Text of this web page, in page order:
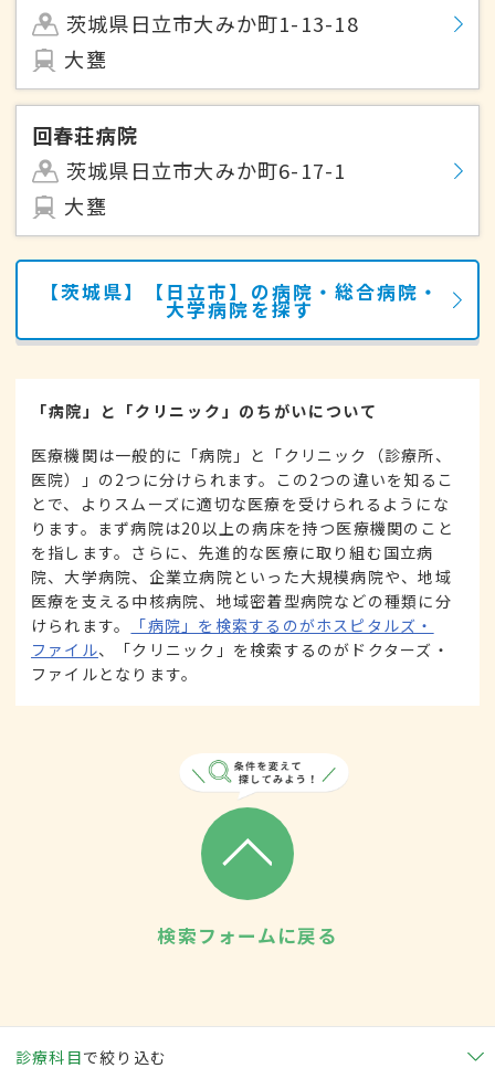
茨城県日立市大みか町1-13-18
大甕
回春荘病院
茨城県日立市大みか町6-17-1
大甕
【茨城県】【日立市】の病院・総合病院・
大学病院を探す
「病院」と「クリニック」のちがいについて
医療機関は一般的に「病院」と「クリニック（診療所、
医院）」の2つに分けられます。この2つの違いを知るこ
とで、よりスムーズに適切な医療を受けられるようにな
ります。まず病院は20以上の病床を持つ医療機関のこと
を指します。さらに、先進的な医療に取り組む国立病
院、大学病院、企業立病院といった大規模病院や、地域
医療を支える中核病院、地域密着型病院などの種類に分
けられます。
「病院」を検索するのがホスピタルズ・
ファイル、「クリニック」を検索するのがドクターズ・
ファイルとなります。
検索フォームに戻る
診療科目で絞り込む